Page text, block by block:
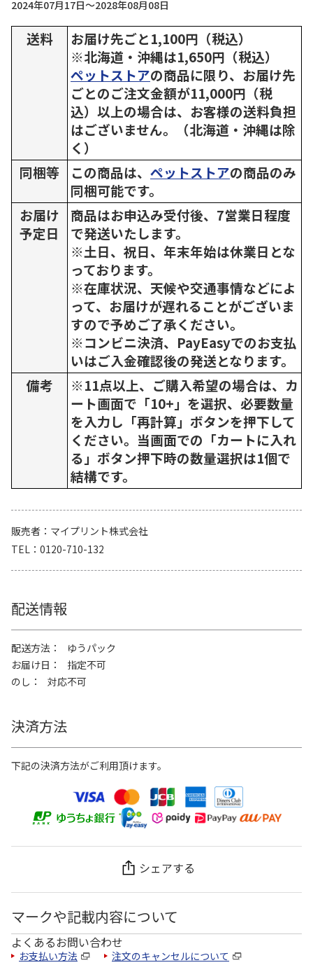
2024年07月17日～2028年08月08日
送料
お届け先ごと1,100円（税込）
※北海道・沖縄は1,650円（税込）
ペットストアの商品に限り、お届け先
ごとのご注文金額が11,000円（税
込）以上の場合は、お客様の送料負担
はございません。（北海道・沖縄は除
く）
同梱等
この商品は、 ペットストアの商品のみ
同梱可能です。
お届け
予定日
商品はお申込み受付後、7営業日程度
で発送いたします。
※土日、祝日、年末年始は休業日とな
っております。
※在庫状況、天候や交通事情などによ
って、お届けが遅れることがございま
すので予めご了承ください。
※コンビニ決済、PayEasyでのお支払
いはご入金確認後の発送となります。
備考
※11点以上、ご購入希望の場合は、カ
ート画面で「10+」を選択、必要数量
を入力し「再計算」ボタンを押下して
ください。当画面での「カートに入れ
る」ボタン押下時の数量選択は1個で
結構です。
販売者
マイプリント株式会社
TEL
0120-710-132
配送情報
配送方法
ゆうパック
お届け日
指定不可
のし
対応不可
決済方法
下記の決済方法がご利用頂けます。
シェアする
マークや記載内容について
よくあるお問い合わせ
お支払い方法 注文のキャンセルについて